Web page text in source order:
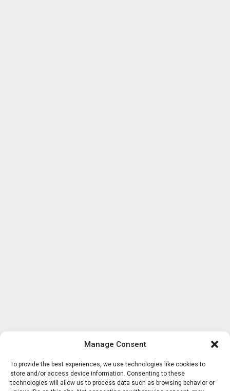
Manage Consent
To provide the best experiences, we use technologies like cookies to
store and/or access device information. Consenting to these
technologies will allow us to process data such as browsing behavior or